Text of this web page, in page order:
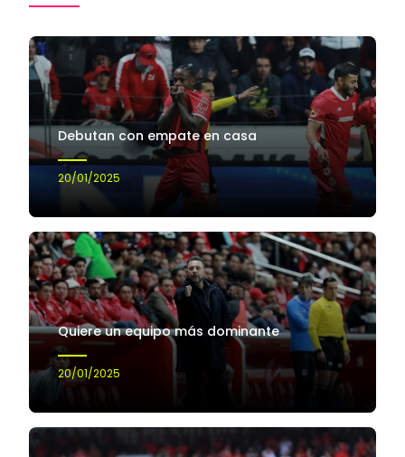
Debutan con empate en casa
20/01/2025
Quiere un equipo más dominante
20/01/2025